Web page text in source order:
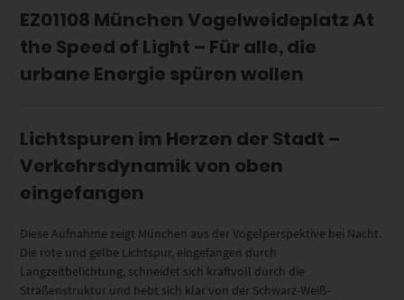
EZ01108 München Vogelweideplatz At
the Speed of Light – Für alle, die
urbane Energie spüren wollen
Lichtspuren im Herzen der Stadt –
Verkehrsdynamik von oben
eingefangen
Diese Aufnahme zeigt München aus der Vogelperspektive bei Nacht.
Die rote und gelbe Lichtspur, eingefangen durch
Langzeitbelichtung, schneidet sich kraftvoll durch die
Straßenstruktur und hebt sich klar von der Schwarz-Weiß-